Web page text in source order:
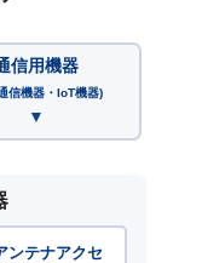
信用機器
信機器・IoT機器)
ンテナアクセ